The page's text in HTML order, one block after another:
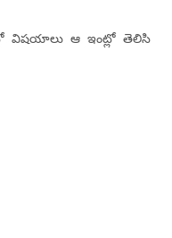
విషయాలు ఆ ఇంట్లో తెలిసి